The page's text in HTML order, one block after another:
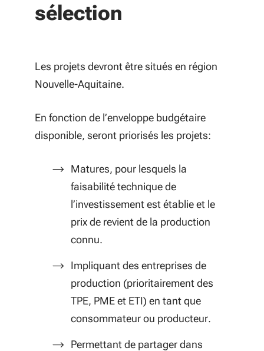
sélection
Les projets devront être situés en région
Nouvelle-Aquitaine.
En fonction de l’enveloppe budgétaire
disponible, seront priorisés les projets:
Matures, pour lesquels la
faisabilité technique de
l’investissement est établie et le
prix de revient de la production
connu.
Impliquant des entreprises de
production (prioritairement des
TPE, PME et ETI) en tant que
consommateur ou producteur.
Permettant de partager dans